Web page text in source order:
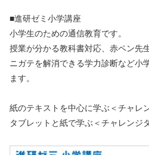
■進研ゼミ小学講座
小学生のための通信教育です。
授業が分かる教科書対応、赤ペン先
ニガテを解消できる学力診断など小
ます。
紙のテキストを中心に学ぶ＜チャレ
タブレットと紙で学ぶ＜チャレンジ